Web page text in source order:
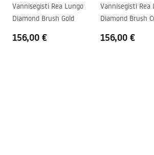
Warranty_Terms_and_Conditions_Faucets_-
Vannisegisti Rea Lungo
Diamond Brush Gold
156,00 €
Vannisegisti Rea
Diamond Brush
156,00 €